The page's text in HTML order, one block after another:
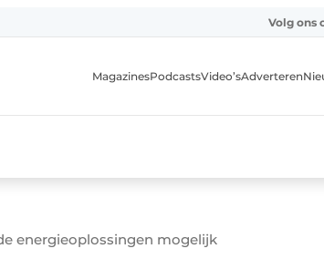
Volg ons
MagazinesPodcastsVideo’sAdverteren
energieoplossingen mogelijk